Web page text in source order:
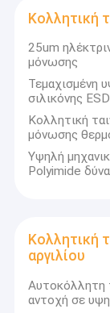
Κολλητική
25um
μόνωσης
Τεμαχισμένη
σιλικόνης
Κολλητική
μόνωσης
Υψηλή
Polyimide
Κολλητική
αργιλίου
Αυτοκόλλητη
αντοχή σε